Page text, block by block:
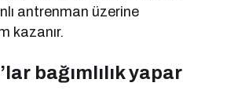
antrenman üzerine
kazanır.
bağımlılık yapar